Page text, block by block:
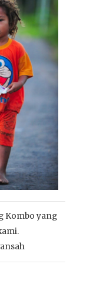
Kombo yang